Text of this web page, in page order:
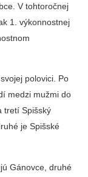
V tohtoročnej
1. výkonnostnej
polovici. Po
medzi mužmi do
tretí Spišský
je Spišské
Gánovce, druhé